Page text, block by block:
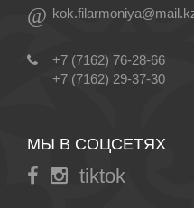
@
+7 (7162) 76-28-66
+7 (7162) 29-37-30
МЫ В СОЦСЕТЯХ
tiktok